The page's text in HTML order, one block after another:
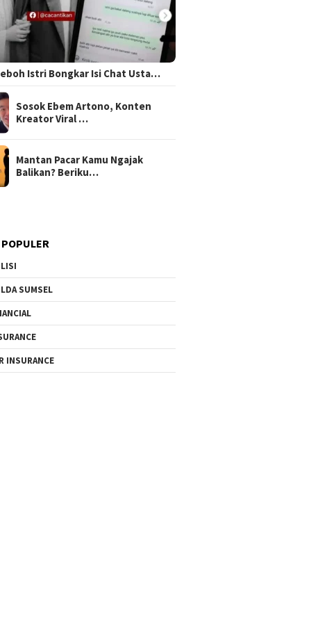
Istri Bongkar Isi Chat Usta…
Sosok Ebem Artono, Konten
Kreator Viral …
Mantan Pacar Kamu Ngajak
Balikan? Beriku…
SUMSEL
INSURANCE